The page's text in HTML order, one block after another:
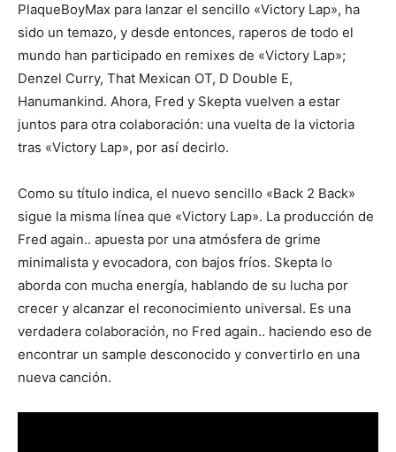
PlaqueBoyMax para lanzar el sencillo «Victory Lap», ha
sido un temazo, y desde entonces, raperos de todo el
mundo han participado en remixes de «Victory Lap»;
Denzel Curry, That Mexican OT, D Double E,
Hanumankind. Ahora, Fred y Skepta vuelven a estar
juntos para otra colaboración: una vuelta de la victoria
tras «Victory Lap», por así decirlo.
Como su título indica, el nuevo sencillo «Back 2 Back»
sigue la misma línea que «Victory Lap». La producción de
Fred again.. apuesta por una atmósfera de grime
minimalista y evocadora, con bajos fríos. Skepta lo
aborda con mucha energía, hablando de su lucha por
crecer y alcanzar el reconocimiento universal. Es una
verdadera colaboración, no Fred again.. haciendo eso de
encontrar un sample desconocido y convertirlo en una
nueva canción.